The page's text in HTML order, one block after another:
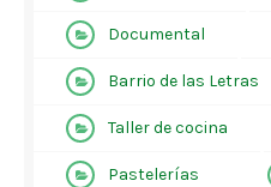
Documental
Barrio de las Letras
Taller de cocina
Pastelerías